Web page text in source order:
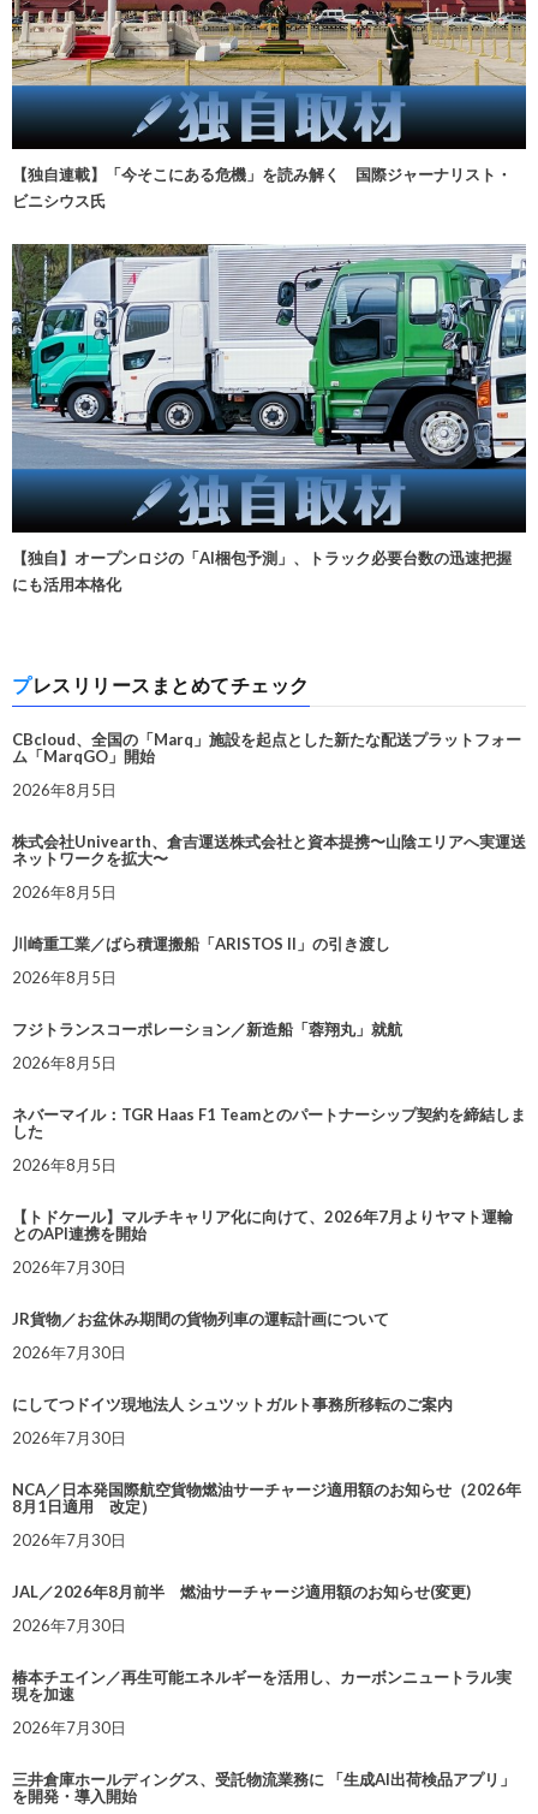
【独自連載】「今そこにある危機」を読み解く 国際ジャーナリスト・
ビニシウス氏
【独自】オープンロジの「AI梱包予測」、トラック必要台数の迅速把握
にも活用本格化
プレスリリースまとめてチェック
CBcloud、全国の「Marq」施設を起点とした新たな配送プラットフォー
ム「MarqGO」開始
2026年8月5日
株式会社Univearth、倉吉運送株式会社と資本提携〜山陰エリアへ実運送
ネットワークを拡大〜
2026年8月5日
川崎重工業／ばら積運搬船「ARISTOS II」の引き渡し
2026年8月5日
フジトランスコーポレーション／新造船「蓉翔丸」就航
2026年8月5日
ネバーマイル：TGR Haas F1 Teamとのパートナーシップ契約を締結しま
した
2026年8月5日
【トドケール】マルチキャリア化に向けて、2026年7月よりヤマト運輸
とのAPI連携を開始
2026年7月30日
JR貨物／お盆休み期間の貨物列車の運転計画について
2026年7月30日
にしてつドイツ現地法人 シュツットガルト事務所移転のご案内
2026年7月30日
NCA／日本発国際航空貨物燃油サーチャージ適用額のお知らせ（2026年
8月1日適用 改定）
2026年7月30日
JAL／2026年8月前半 燃油サーチャージ適用額のお知らせ(変更)
2026年7月30日
椿本チエイン／再生可能エネルギーを活用し、カーボンニュートラル実
現を加速
2026年7月30日
三井倉庫ホールディングス、受託物流業務に 「生成AI出荷検品アプリ」
を開発・導入開始